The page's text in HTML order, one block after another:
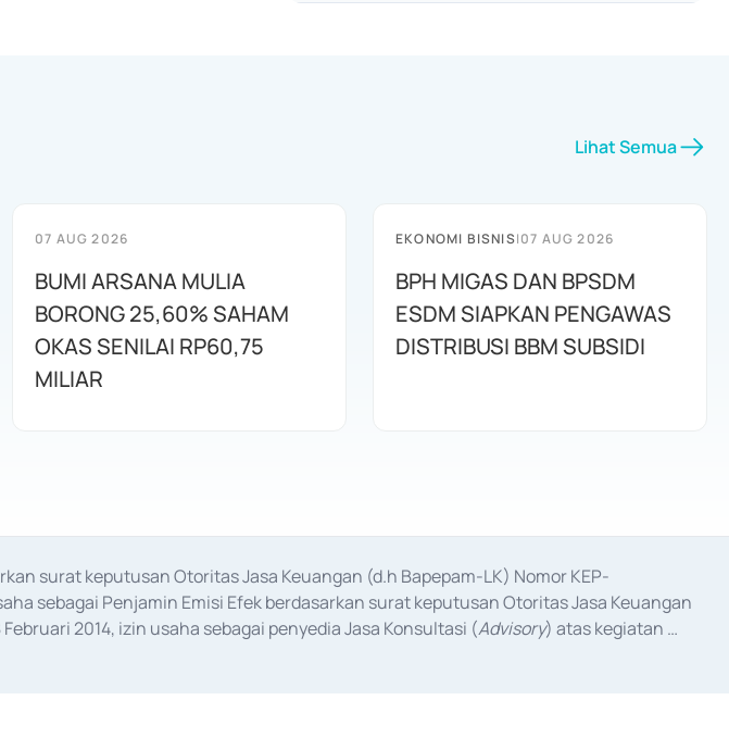
Lihat Semua
07 AUG 2026
BUMI ARSANA MULIA
BORONG 25,60% SAHAM
OKAS SENILAI RP60,75
MILIAR
EKONOMI BISNIS|07 AUG 2026
BPH MIGAS DAN BPSDM
ESDM SIAPKAN PENGAWAS
DISTRIBUSI BBM SUBSIDI
surat keputusan Otoritas Jasa Keuangan (d.h Bapepam-LK) Nomor KEP-
sebagai Penjamin Emisi Efek berdasarkan surat keputusan Otoritas Jasa Keuangan
2014, izin usaha sebagai penyedia Jasa Konsultasi (Advisory) atas kegiatan